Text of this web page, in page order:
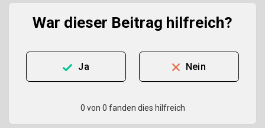
War dieser Beitrag hilfreich?
Ja Nein
0 von 0 fanden dies hilfreich